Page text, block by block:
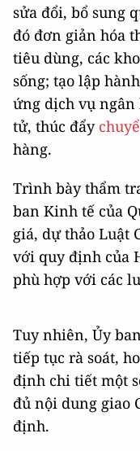
sửa đổi, bổ sung
đó đơn giản hóa
tiêu dùng, các
sống; tạo lập
ứng dịch vụ
tử, thúc đẩy
hàng.
Trình bày thẩm
ban Kinh tế của
giá, dự thảo Luật
với quy định của
phù hợp với các
Tuy nhiên, Ủy
tiếp tục rà soát,
định chi tiết một
đủ nội dung giao
định.